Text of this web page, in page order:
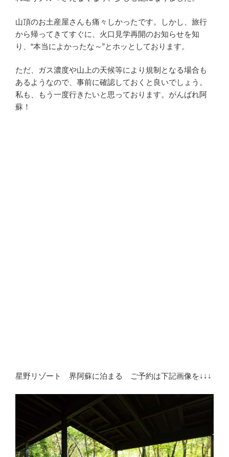
山頂のお土産屋さんも痛々しかったです。しかし、旅行
から帰ってきてすぐに、火口見学再開のお知らせを知
り、“本当によかったな～”とホッとしております。
ただ、ガス濃度や山上の天候等により規制となる場合も
あるようなので、事前に確認しておくと良いでしょう。
私も、もう一度行きたいと思っております。がんばれ阿
蘇！
星野リゾート 界阿蘇に泊まる ご予約は下記画像を↓↓↓